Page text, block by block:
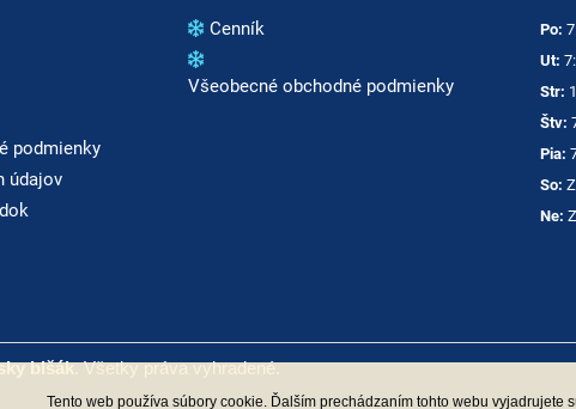
Tento web používa súbory cookie. Ďalším prechádzaním tohto webu vyjadrujete
podmienky
údajov
Cenník
Všeobecné obchodné podmienky
Po:
Ut:
Str:
Štv:
Pia:
So:
Ne:
blšák. Všetky práva vyhradené.